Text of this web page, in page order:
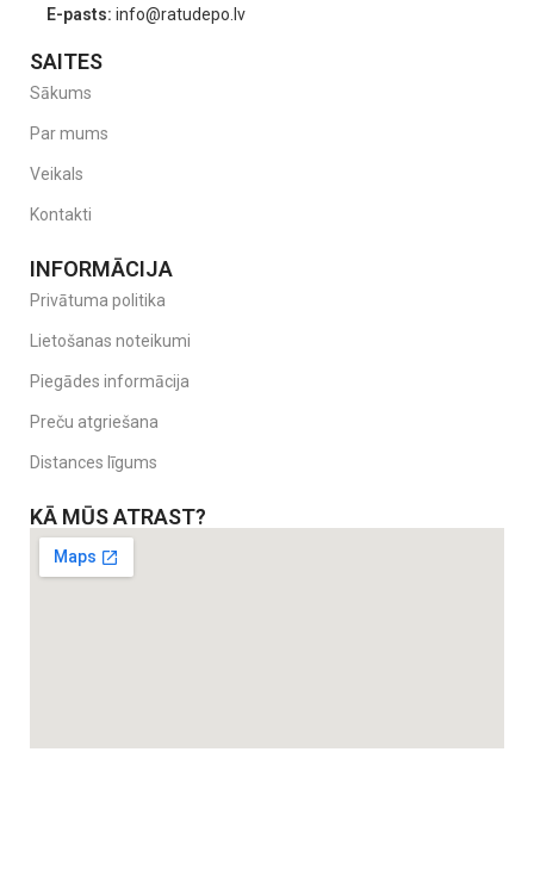
E-pasts: info@ratudepo.lv
SAITES
Sākums
Par mums
Veikals
Kontakti
INFORMĀCIJA
Privātuma politika
Lietošanas noteikumi
Piegādes informācija
Preču atgriešana
Distances līgums
KĀ MŪS ATRAST?